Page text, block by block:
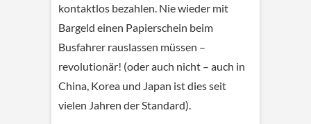
kontaktlos bezahlen. Nie wieder mit
Bargeld einen Papierschein beim
Busfahrer rauslassen müssen –
revolutionär! (oder auch nicht – auch in
China, Korea und Japan ist dies seit
vielen Jahren der Standard).